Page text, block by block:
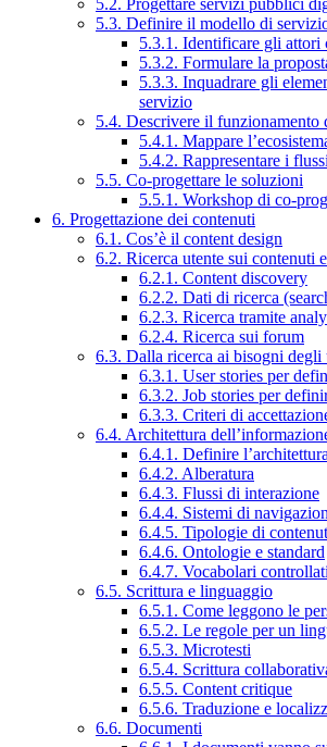
5.2. Progettare servizi pubblici
5.3. Definire il modello di
5.3.1. Identificare gli attori
5.3.2. Formulare la
5.3.3. Inquadrare gli
servizio
5.4. Descrivere il funzionamento
5.4.1. Mappare
5.4.2. Rappresentare i
5.5. Co-progettare le soluzioni
5.5.1. Workshop di co-
6. Progettazione dei contenuti
6.1. Cos’è il content design
6.2. Ricerca utente sui contenuti
6.2.1. Content discovery
6.2.2. Dati di ricerca
6.2.3. Ricerca tramite
6.2.4. Ricerca sui forum
6.3. Dalla ricerca ai bisogni degli
6.3.1. User stories per
6.3.2. Job stories per
6.3.3. Criteri di
6.4. Architettura
6.4.1. Definire
6.4.2. Alberatura
6.4.3. Flussi di interazione
6.4.4. Sistemi di
6.4.5. Tipologie di
6.4.6. Ontologie e standard
6.4.7. Vocabolari
6.5. Scrittura e linguaggio
6.5.1. Come leggono le
6.5.2. Le regole per un
6.5.3. Microtesti
6.5.4. Scrittura
6.5.5. Content critique
6.5.6. Traduzione e
6.6. Documenti